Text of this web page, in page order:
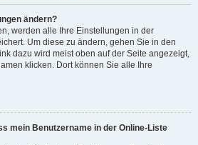
ändern?
werden alle Ihre Einstellungen in der
Um diese zu ändern, gehen Sie in den
dazu wird meist oben auf der Seite angezeigt,
klicken. Dort können Sie alle Ihre
mein Benutzername in der Online-Liste